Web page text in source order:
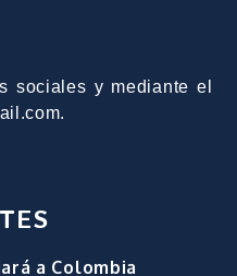
sociales y mediante el
a Colombia